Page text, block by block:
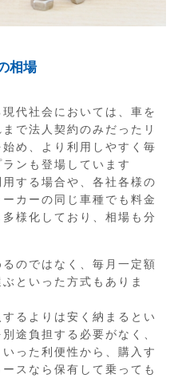
相場
代社会においては、車を
で法人契約のみだったリ
め、より利用しやすく毎
ンも登場しています
する場合や、各社各様の
カーの同じ車種でも料金
様化しており、相場も分
のではなく、毎月一定額
といった方式もありま
るよりは安く納まるとい
途負担する必要がなく、
った利便性から、購入す
スなら保有して乗っても